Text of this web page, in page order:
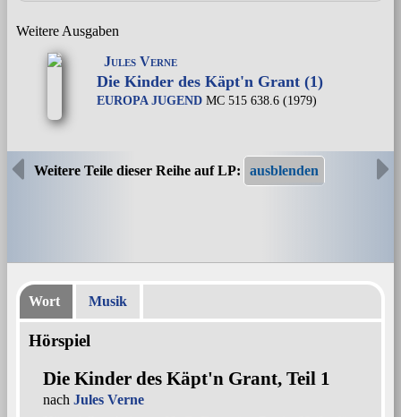
Weitere Ausgaben
Jules Verne
Die Kinder des Käpt'n Grant (1)
EUROPA JUGEND MC 515 638.6 (1979)
Weitere Teile dieser Reihe auf LP:
Wort Musik
Hörspiel
Die Kinder des Käpt'n Grant, Teil 1
nach Jules Verne